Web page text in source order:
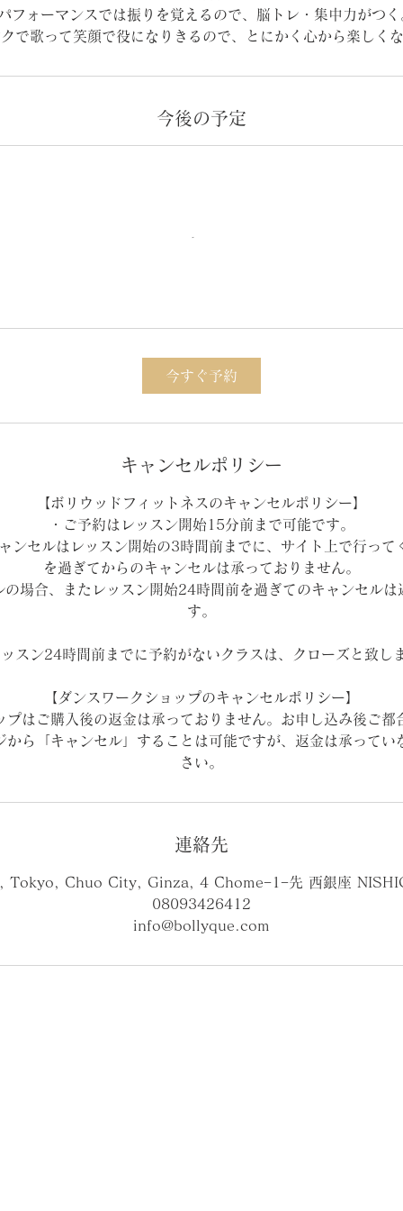
フォーマンスでは振りを覚えるので、脳トレ・集中力がつく
で歌って笑顔で役になりきるので、とにかく心から楽しく
今後の予定
今すぐ予約
キャンセルポリシー
【ボリウッドフィットネスのキャンセルポリシー】
・ご予約はレッスン開始15分前まで可能です。
ンセルはレッスン開始の3時間前までに、サイト上で行って
を過ぎてからのキャンセルは承っておりません。
の場合、またレッスン開始24時間前を過ぎてのキャンセルは
す。
スン24時間前までに予約がないクラスは、クローズと致しま
【ダンスワークショップのキャンセルポリシー】
プはご購入後の返金は承っておりません。お申し込み後ご都
から「キャンセル」することは可能ですが、返金は承ってい
さい。
連絡先
Tokyo, Chuo City, Ginza, 4 Chome−1−先 西銀座
08093426412
info@bollyque.com